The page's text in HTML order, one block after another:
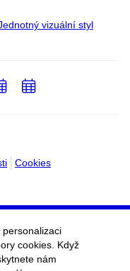
vizuální styl
Cookies
PřidatPřidat
cookies. Když
nám